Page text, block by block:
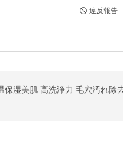
違反報告
保湿美肌 高洗浄力 毛穴汚れ除